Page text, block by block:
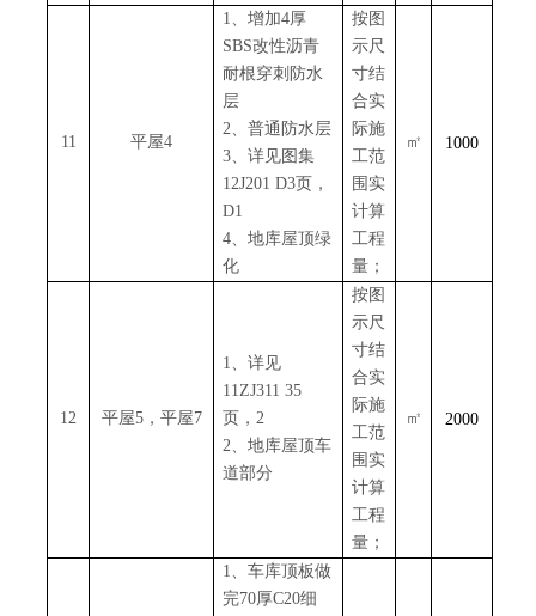
11 平屋4
1、增加4厚
SBS改性沥青
耐根穿刺防水
层
2、普通防水层
3、详见图集
12J201 D3页，
D1
4、地库屋顶绿
化
按图
示尺
寸结
合实
际施
工范
围实
计算
工程
量；
㎡ 1000
12 平屋5，平屋7
1、详见
11ZJ311 35
页，2
2、地库屋顶车
道部分
按图
示尺
寸结
合实
际施
工范
围实
计算
工程
量；
㎡ 2000
1、车库顶板做
完70厚C20细